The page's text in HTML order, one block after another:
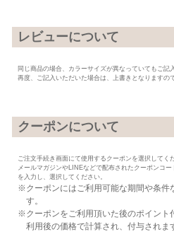
レビューについて
同じ商品の場合、カラーサイズが異なっていてもご記
再度、ご記入いただいた場合は、上書きとなりますの
クーポンについて
ご注文手続き画面にて使用するクーポンを選択してく
メールマガジンやLINEなどで配布されたクーポンコ
を入力し、選択してください。
クーポンにはご利用可能な期間や条件
す。
クーポンをご利用頂いた後のポイン
利用後の価格で計算され、付与されま